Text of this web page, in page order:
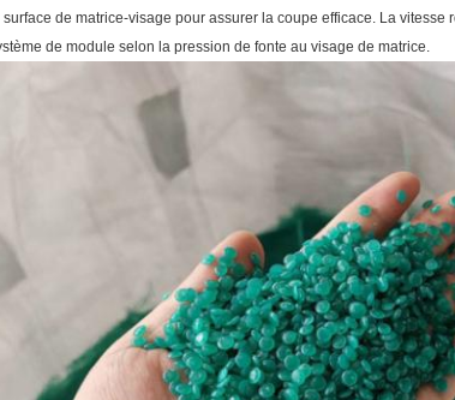
surface de matrice-visage pour assurer la coupe efficace. La
de module selon la pression de fonte au visage de matrice.